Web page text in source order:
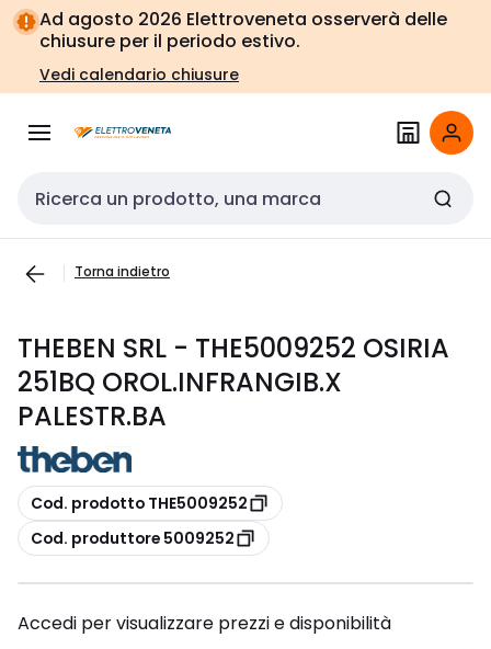
Vai alla
navigazione
Vai
alla
pagina
Ad agosto 2026 Elettroveneta osserverà delle
chiusure per il periodo estivo.
Vedi calendario chiusure
Cerca input
Torna indietro
THEBEN SRL - THE5009252 OSIRIA
251BQ OROL.INFRANGIB.X
PALESTR.BA
copia
Cod. prodotto THE5009252
copia
Cod. produttore 5009252
Accedi per visualizzare prezzi e disponibilità